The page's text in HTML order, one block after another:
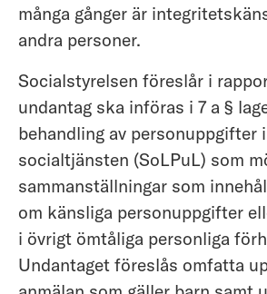
många gånger är
andra personer.
Socialstyrelsen föreslår i
undantag ska införas i 7 a §
behandling av personuppgifter
socialtjänsten (SoLPuL) som
sammanställningar som
om känsliga personuppgifter
i övrigt ömtåliga personliga
Undantaget föreslås omfatta